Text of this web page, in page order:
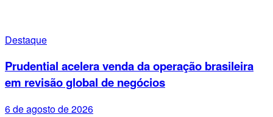
Destaque
Prudential acelera venda da operação brasileira
em revisão global de negócios
6 de agosto de 2026